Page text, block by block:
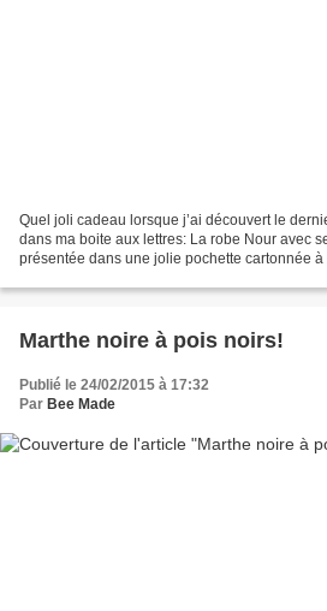
Quel joli cadeau lorsque j’ai découvert le
dans ma boite aux lettres: La robe Nour avec
présentée dans une jolie pochette cartonnée
Marthe noire à pois noirs!
Publié le 24/02/2015 à 17:32
Par Bee Made